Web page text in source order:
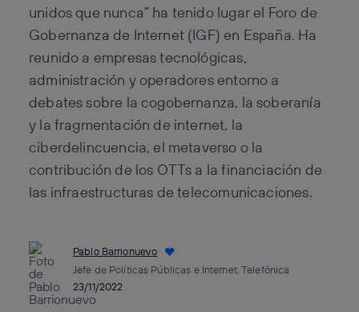
unidos que nunca” ha tenido lugar el Foro de
Gobernanza de Internet (IGF) en España. Ha
reunido a empresas tecnológicas,
administración y operadores entorno a
debates sobre la cogobernanza, la soberanía
y la fragmentación de internet, la
ciberdelincuencia, el metaverso o la
contribución de los OTTs a la financiación de
las infraestructuras de telecomunicaciones.
Pablo Barrionuevo
Jefe de Políticas Públicas e Internet, Telefónica
23/11/2022